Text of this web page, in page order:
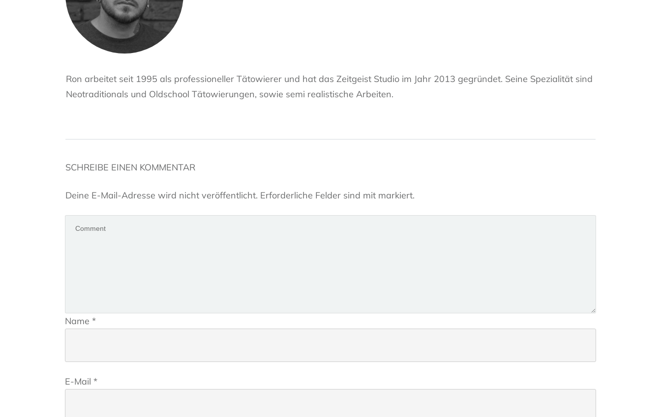
Ron arbeitet seit 1995 als professioneller Tätowierer und hat das Zeitgeist Studio im Jahr 2013 gegründet. Seine Spezialität sind
Neotraditionals und Oldschool Tätowierungen, sowie semi realistische Arbeiten.
SCHREIBE EINEN KOMMENTAR
Deine E-Mail-Adresse wird nicht veröffentlicht. Erforderliche Felder sind mit markiert.
Name *
E-Mail *